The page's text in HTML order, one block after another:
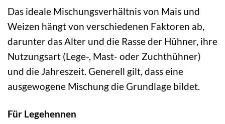
Das ideale Mischungsverhältnis von Mais und
Weizen hängt von verschiedenen Faktoren ab,
darunter das Alter und die Rasse der Hühner, ihre
Nutzungsart (Lege-, Mast- oder Zuchthühner)
und die Jahreszeit. Generell gilt, dass eine
ausgewogene Mischung die Grundlage bildet.
Für Legehennen